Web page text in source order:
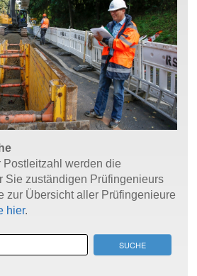
Postleitzahl werden die
Sie zuständigen Prüfingenieurs
zur Übersicht aller Prüfingenieure
hier.
SUCHE